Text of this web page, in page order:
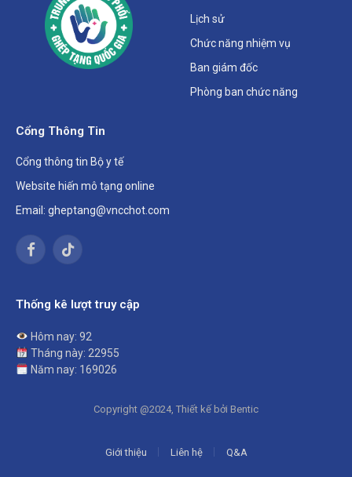
Lịch sử
Chức năng nhiệm vụ
Ban giám đốc
Phòng ban chức năng
Cổng Thông Tin
Cổng thông tin Bộ y tế
Website hiến mô tạng online
Email: gheptang@vncchot.com
FacebookTikTok
Thống kê lượt truy cập
Hôm nay: 92
Tháng này: 22955
Năm nay: 169026
Copyright @2024, Thiết kế bởi Bentic
Giới thiệu Liên hệ Q&A